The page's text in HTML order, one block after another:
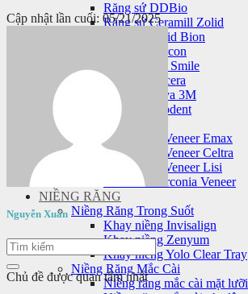
Răng sứ DDBio
Răng sứ Ceramill Zolid
Răng sứ Zolid Bion
Răng sứ Cercon
Răng sứ HT Smile
Răng sứ Nacera
Răng sứ Lava 3M
Răng sứ Orodent
Mặt dán sứ veneer
Mặt dán sứ Veneer Emax
Mặt dán sứ Veneer Celtra
Mặt dán sứ Veneer Lisi
Laminate Zirconia Veneer
NIỀNG RĂNG
Niềng Răng Trong Suốt
Khay niềng Invisalign
Khay niềng Zenyum
Khay niềng Yolo Clear Tray
Niềng Răng Mắc Cài
Niềng răng mắc cài mặt lưỡi
Cập nhật lần cuối: 05/21/2025
Nguyễn Xuân
Chủ đề được quan tâm nhất